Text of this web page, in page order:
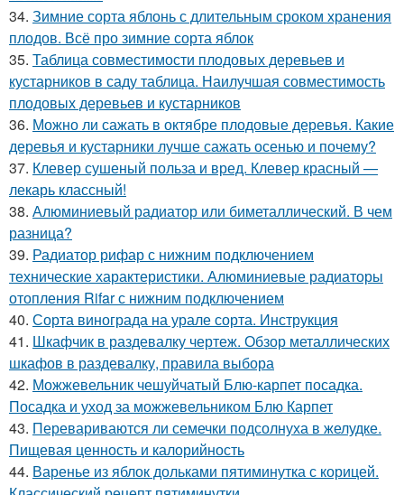
34. Зимние сорта яблонь с длительным сроком хранения
плодов. Всё про зимние сорта яблок
35. Таблица совместимости плодовых деревьев и
кустарников в саду таблица. Наилучшая совместимость
плодовых деревьев и кустарников
36. Можно ли сажать в октябре плодовые деревья. Какие
деревья и кустарники лучше сажать осенью и почему?
37. Клевер сушеный польза и вред. Клевер красный —
лекарь классный!
38. Алюминиевый радиатор или биметаллический. В чем
разница?
39. Радиатор рифар с нижним подключением
технические характеристики. Алюминиевые радиаторы
отопления Rifar с нижним подключением
40. Сорта винограда на урале сорта. Инструкция
41. Шкафчик в раздевалку чертеж. Обзор металлических
шкафов в раздевалку, правила выбора
42. Можжевельник чешуйчатый Блю-карпет посадка.
Посадка и уход за можжевельником Блю Карпет
43. Перевариваются ли семечки подсолнуха в желудке.
Пищевая ценность и калорийность
44. Варенье из яблок дольками пятиминутка с корицей.